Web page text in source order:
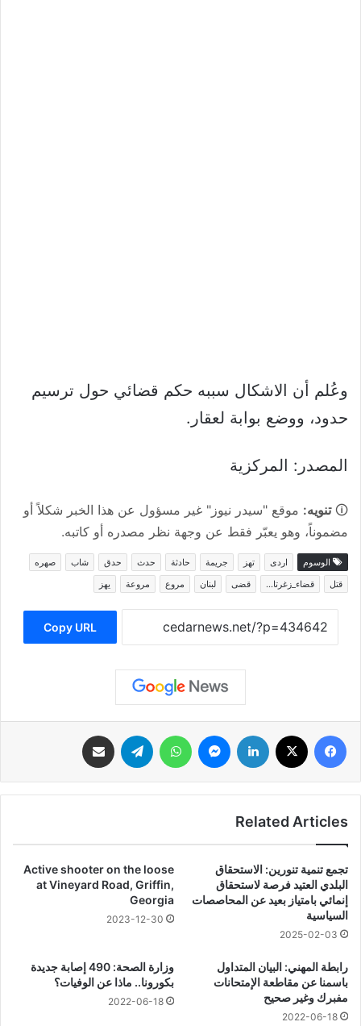
وعُلم أن الاشكال سببه حكم قضائي حول ترسيم
حدود، ووضع بوابة لعقار.
المصدر: المركزية
🛈تنويه: موقع "سيدر نيوز" غير مسؤول عن هذا الخبر شكلاً أو
مضموناً، وهو يعبّر فقط عن وجهة نظر مصدره أو كاتبه.
الوسوم اردى تهز جريمة حادثة حدث حدق شاب
صهره
قتل
قضاء_زغرتا… قضى لبنان مروع مروعة يهز
Copy URL
فيسبوك لينكدإن ماسنجر واتساب تيلقرام
Related Articles
تجمع تنمية تنورين: الاستحقاق
البلدي العتيد فرصة لاستحقاق
إنمائي بامتياز بعيد عن المحاصصات
السياسية
2025-02-03
Active shooter on the loose
at Vineyard Road, Griffin,
Georgia
2023-12-30
رابطة المهني: البيان المتداول
باسمنا عن مقاطعة الإمتحانات
مفبرك وغير صحيح
2022-06-18
وزارة الصحة: 490 إصابة جديدة
بكورونا.. ماذا عن الوفيات؟
2022-06-18